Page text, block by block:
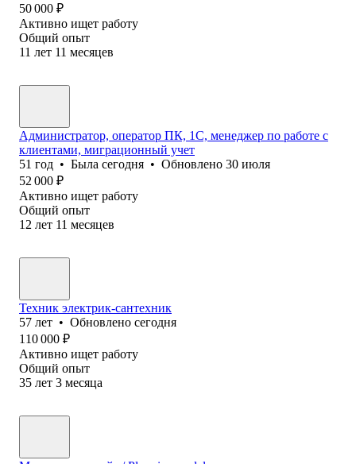
50 000 ₽
Активно ищет работу
Общий опыт
11 лет 11 месяцев
Администратор, оператор ПК, 1С, менеджер по работе с
клиентами, миграционный учет
51 год • Была сегодня • Обновлено 30 июля
52 000 ₽
Активно ищет работу
Общий опыт
12 лет 11 месяцев
Техник электрик-сантехник
57 лет • Обновлено сегодня
110 000 ₽
Активно ищет работу
Общий опыт
35 лет 3 месяца